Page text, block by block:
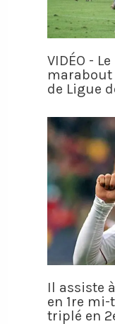
VIDÉO -
de Ligue
Il assiste
en 1re
triplé en